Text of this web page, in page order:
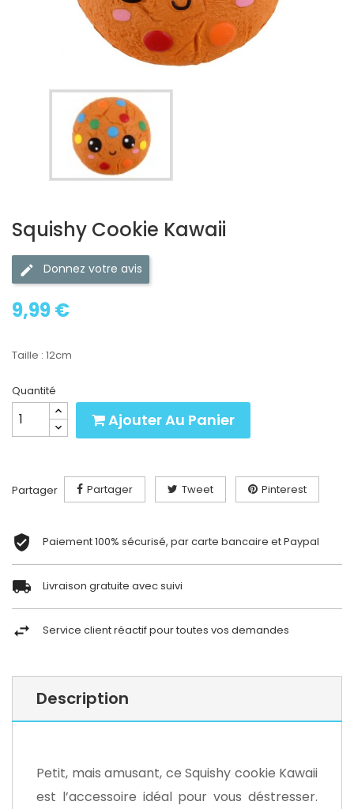
Squishy Cookie Kawaii
Donnez votre avis
9,99 €
Taille : 12cm
Quantité
Ajouter Au Panier
Partager Partager Tweet Pinterest
Paiement 100% sécurisé, par carte bancaire et Paypal
Livraison gratuite avec suivi
Service client réactif pour toutes vos demandes
Description
Petit, mais amusant, ce Squishy cookie Kawaii
est l’accessoire idéal pour vous déstresser.